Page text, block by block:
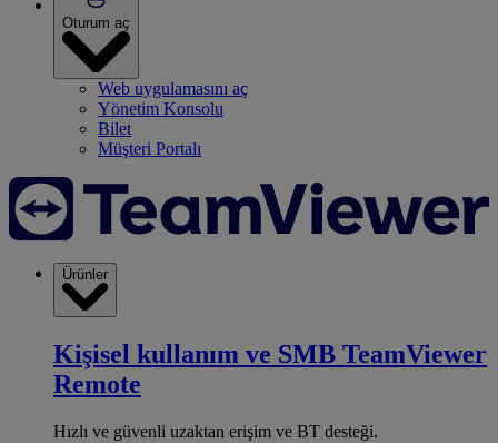
Oturum aç
Web uygulamasını aç
Yönetim Konsolu
Bilet
Müşteri Portalı
Ürünler
Kişisel kullanım ve SMB TeamViewer
Remote
Hızlı ve güvenli uzaktan erişim ve BT desteği.